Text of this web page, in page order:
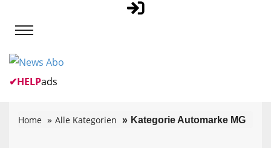
✔HELPads
Home Alle Kategorien Kategorie Automarke MG